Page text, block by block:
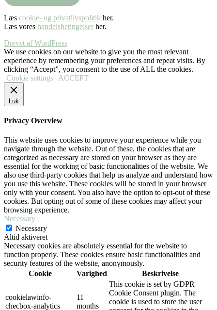
Læs cookie- og privatlivspolitik her.
Læs vores handelsbetingelser her.
Drevet af WordPress
We use cookies on our website to give you the most relevant
experience by remembering your preferences and repeat visits. By
clicking “Accept”, you consent to the use of ALL the cookies.
Cookie settings
ACCEPT
Luk
Privacy Overview
This website uses cookies to improve your experience while you
navigate through the website. Out of these, the cookies that are
categorized as necessary are stored on your browser as they are
essential for the working of basic functionalities of the website. We
also use third-party cookies that help us analyze and understand how
you use this website. These cookies will be stored in your browser
only with your consent. You also have the option to opt-out of these
cookies. But opting out of some of these cookies may affect your
browsing experience.
Necessary
Necessary
Altid aktiveret
Necessary cookies are absolutely essential for the website to
function properly. These cookies ensure basic functionalities and
security features of the website, anonymously.
Cookie
Varighed Beskrivelse
cookielawinfo-
checbox-analytics
11
months
This cookie is set by GDPR
Cookie Consent plugin. The
cookie is used to store the user